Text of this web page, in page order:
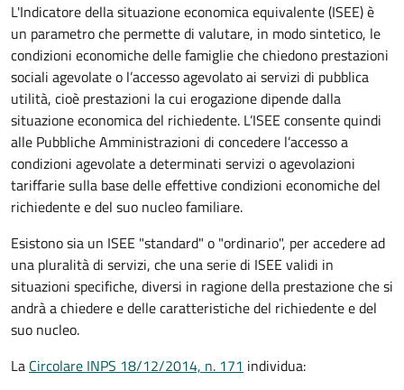
L'Indicatore della situazione economica equivalente (ISEE) è
un parametro che permette di valutare, in modo sintetico, le
condizioni economiche delle famiglie che chiedono prestazioni
sociali agevolate o l’accesso agevolato ai servizi di pubblica
utilità, cioè prestazioni la cui erogazione dipende dalla
situazione economica del richiedente. L’ISEE consente quindi
alle Pubbliche Amministrazioni di concedere l’accesso a
condizioni agevolate a determinati servizi o agevolazioni
tariffarie sulla base delle effettive condizioni economiche del
richiedente e del suo nucleo familiare.
Esistono sia un ISEE "standard" o "ordinario", per accedere ad
una pluralità di servizi, che una serie di ISEE validi in
situazioni specifiche, diversi in ragione della prestazione che si
andrà a chiedere e delle caratteristiche del richiedente e del
suo nucleo.
La Circolare INPS 18/12/2014, n. 171 individua: